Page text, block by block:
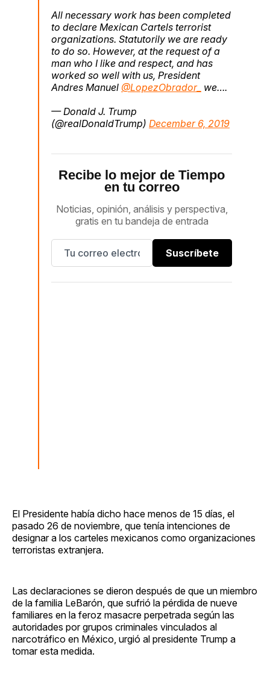
All necessary work has been completed
to declare Mexican Cartels terrorist
organizations. Statutorily we are ready
to do so. However, at the request of a
man who I like and respect, and has
worked so well with us, President
Andres Manuel @LopezObrador_ we….
— Donald J. Trump
(@realDonaldTrump) December 6, 2019
Recibe lo mejor de Tiempo
en tu correo
Noticias, opinión, análisis y perspectiva,
gratis en tu bandeja de entrada
Suscríbete
El Presidente había dicho hace menos de 15 días, el
pasado 26 de noviembre, que tenía intenciones de
designar a los carteles mexicanos como organizaciones
terroristas extranjera.
Las declaraciones se dieron después de que un miembro
de la familia LeBarón, que sufrió la pérdida de nueve
familiares en la feroz masacre perpetrada según las
autoridades por grupos criminales vinculados al
narcotráfico en México, urgió al presidente Trump a
tomar esta medida.